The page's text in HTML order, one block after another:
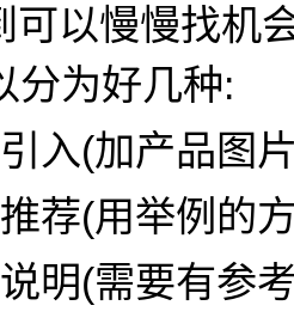
可以慢慢找机
分为好几种:
入(加产品图
荐(用举例的
明(需要有参